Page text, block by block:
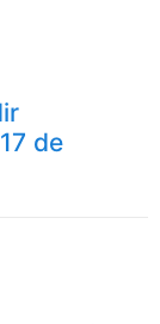
de